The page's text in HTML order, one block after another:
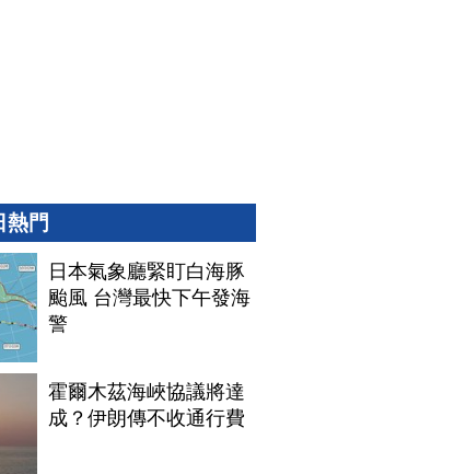
熱門
日本氣象廳緊盯白海豚
颱風 台灣最快下午發海
警
霍爾木茲海峽協議將達
成？伊朗傳不收通行費